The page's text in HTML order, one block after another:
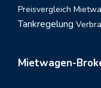
Preisvergleich
Tankregelung
Mietwagen-